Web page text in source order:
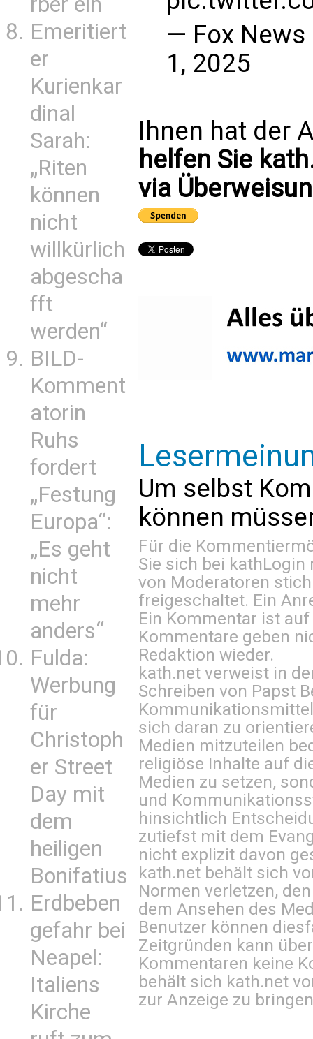
Emeritiert
er
Kurienkar
dinal
Sarah:
„Riten
können
nicht
willkürlich
abgescha
fft
werden“
BILD-
Komment
atorin
Ruhs
fordert
„Festung
Europa“:
„Es geht
nicht
mehr
anders“
Fulda:
Werbung
für
Christoph
er Street
Day mit
dem
heiligen
Bonifatius
Erdbeben
gefahr bei
Neapel:
Italiens
Kirche
— Fox
1, 2025
Ihnen hat der
helfen Sie
via
Um selbst
können
Für die
Sie sich bei kathLogin
von Moderatoren
freigeschaltet. Ein
Ein Kommentar ist
Kommentare geben
Redaktion wieder.
kath.net verweist in
Schreiben von Papst
sich daran zu
Medien mitzuteilen
religiöse Inhalte auf
Medien zu setzen,
und
hinsichtlich
zutiefst mit dem
nicht explizit davon
kath.net behält sich
Normen verletzen,
dem Ansehen des
Benutzer können
Zeitgründen kann
Kommentaren keine
behält sich kath.net
zur Anzeige zu